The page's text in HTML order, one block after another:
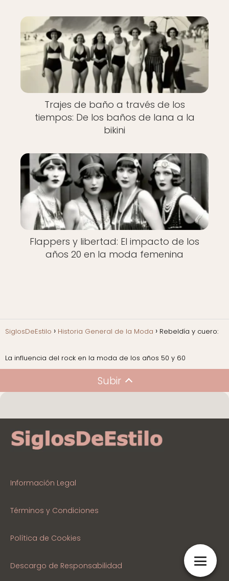
Trajes de baño a través de los
tiempos: De los baños de lana a la
bikini
Flappers y libertad: El impacto de los
años 20 en la moda femenina
SiglosDeEstilo Historia General de la Moda Rebeldía y cuero:
La influencia del rock en la moda de los años 50 y 60
Subir
Información Legal
Términos y Condiciones
Política de Cookies
Descargo de Responsabilidad